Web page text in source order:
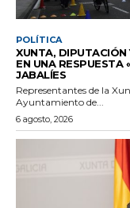
POLÍTICA
XUNTA, DIPUTACIÓN
EN UNA RESPUESTA
JABALÍES
Representantes de la
Ayuntamiento de...
6 agosto, 2026